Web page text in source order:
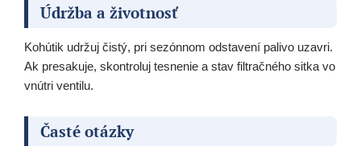
Údržba a životnosť
Kohútik udržuj čistý, pri sezónnom odstavení palivo uzavri.
Ak presakuje, skontroluj tesnenie a stav filtračného sitka vo
vnútri ventilu.
Časté otázky